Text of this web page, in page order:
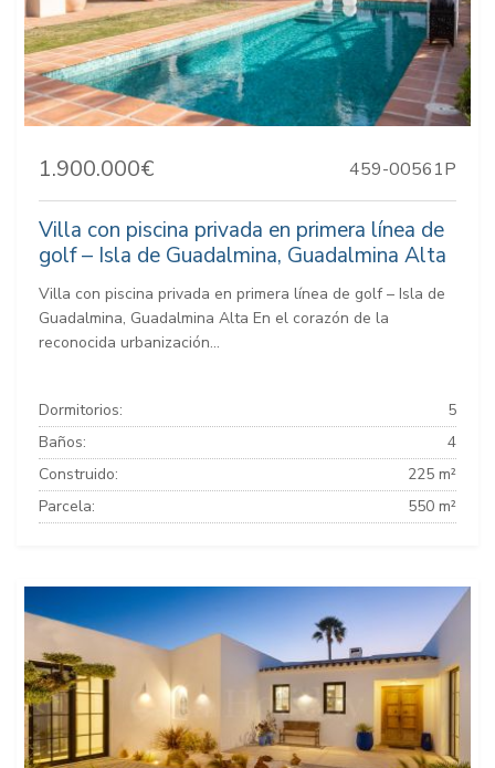
1.900.000€ 459-00561P
Villa con piscina privada en primera línea de
golf – Isla de Guadalmina, Guadalmina Alta
Villa con piscina privada en primera línea de golf – Isla de
Guadalmina, Guadalmina Alta En el corazón de la
reconocida urbanización...
Dormitorios:
5
Baños:
4
Construido:
225 m²
Parcela:
550 m²